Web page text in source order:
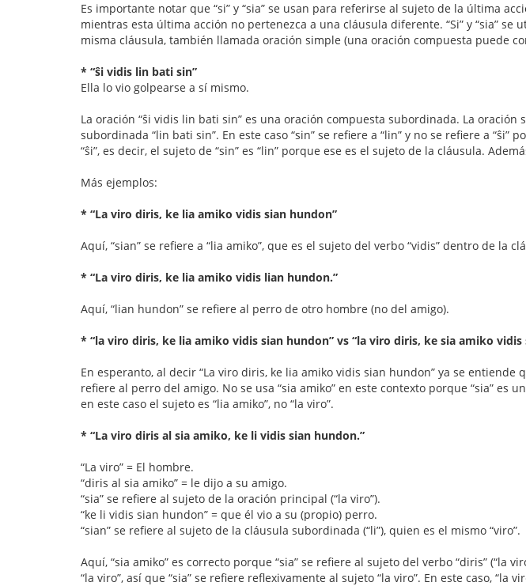
Es importante notar que “si” y “sia” se usan para referirse al sujeto de la última
mientras esta última acción no pertenezca a una cláusula diferente. “Si” y “sia”
misma cláusula, también llamada oración simple (una oración compuesta puede
* “ŝi vidis lin bati sin”
Ella lo vio golpearse a sí mismo.
La oración “ŝi vidis lin bati sin” es una oración compuesta subordinada. La
subordinada “lin bati sin”. En este caso “sin” se refiere a “lin” y no se refiere a “ŝi”
“ŝi”, es decir, el sujeto de “sin” es “lin” porque ese es el sujeto de la cláusula.
Más ejemplos:
* “La viro diris, ke lia amiko vidis sian hundon”
Aquí, “sian” se refiere a “lia amiko”, que es el sujeto del verbo “vidis” dentro de la
* “La viro diris, ke lia amiko vidis lian hundon.”
Aquí, “lian hundon” se refiere al perro de otro hombre (no del amigo).
* “la viro diris, ke lia amiko vidis sian hundon” vs “la viro diris, ke sia amiko vidis
En esperanto, al decir “La viro diris, ke lia amiko vidis sian hundon” ya se entiende
refiere al perro del amigo. No se usa “sia amiko” en este contexto porque “sia” es
en este caso el sujeto es “lia amiko”, no “la viro”.
* “La viro diris al sia amiko, ke li vidis sian hundon.”
“La viro” = El hombre.
“diris al sia amiko” = le dijo a su amigo.
“sia” se refiere al sujeto de la oración principal (“la viro”).
“ke li vidis sian hundon” = que él vio a su (propio) perro.
“sian” se refiere al sujeto de la cláusula subordinada (“li”), quien es el mismo “viro”.
Aquí, “sia amiko” es correcto porque “sia” se refiere al sujeto del verbo “diris” (“la
“la viro”, así que “sia” se refiere reflexivamente al sujeto “la viro”. En este caso, “la